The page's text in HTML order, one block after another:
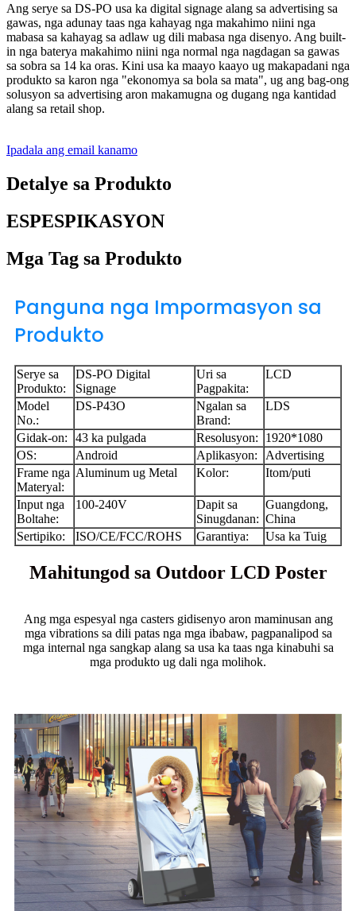
Ang serye sa DS-PO usa ka digital signage alang sa advertising sa
gawas, nga adunay taas nga kahayag nga makahimo niini nga
mabasa sa kahayag sa adlaw ug dili mabasa nga disenyo. Ang built-
in nga baterya makahimo niini nga normal nga nagdagan sa gawas
sa sobra sa 14 ka oras. Kini usa ka maayo kaayo ug makapadani nga
produkto sa karon nga "ekonomya sa bola sa mata", ug ang bag-ong
solusyon sa advertising aron makamugna og dugang nga kantidad
alang sa retail shop.
Ipadala ang email kanamo
Detalye sa Produkto
ESPESPIKASYON
Mga Tag sa Produkto
Panguna nga Impormasyon sa
Produkto
Serye sa
Produkto:
DS-PO Digital
Signage
Uri sa
Pagpakita:
LCD
Model
No.:
DS-P43O
Ngalan sa
Brand:
LDS
Gidak-on: 43 ka pulgada Resolusyon:
1920*1080
OS:
Android Aplikasyon:
Advertising
Frame nga
Materyal:
Aluminum ug Metal Kolor: Itom/puti
Input nga
Boltahe:
100-240V
Dapit sa
Sinugdanan:
Guangdong,
China
Sertipiko:
ISO/CE/FCC/ROHS Garantiya: Usa ka Tuig
Mahitungod sa Outdoor LCD Poster
Ang mga espesyal nga casters gidisenyo aron maminusan ang
mga vibrations sa dili patas nga mga ibabaw, pagpanalipod sa
mga internal nga sangkap alang sa usa ka taas nga kinabuhi sa
mga produkto ug dali nga molihok.